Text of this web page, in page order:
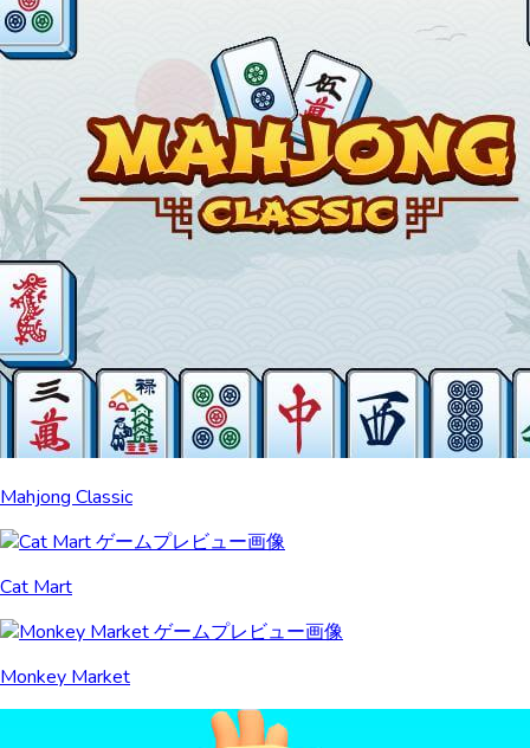
Mahjong Classic
Cat Mart
Monkey Market